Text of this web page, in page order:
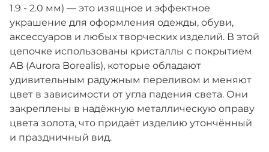
1.9 - 2.0 мм) — это изящное и эффектное
украшение для оформления одежды, обуви,
аксессуаров и любых творческих изделий. В этой
цепочке использованы кристаллы с покрытием
AB (Aurora Borealis), которые обладают
удивительным радужным переливом и меняют
цвет в зависимости от угла падения света. Они
закреплены в надёжную металлическую оправу
цвета золота, что придаёт изделию утончённый
и праздничный вид.